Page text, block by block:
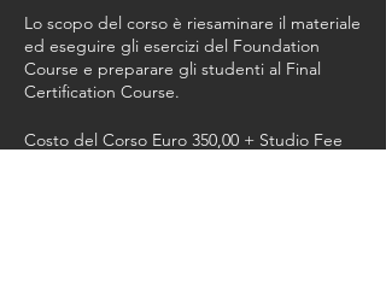
Lo scopo del corso è riesaminare il materiale
ed eseguire gli esercizi del Foundation
Course e preparare gli studenti al Final
Certification Course.
Costo del Corso Euro 350,00 + Studio Fee